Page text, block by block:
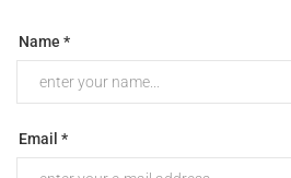
Name *
Email *